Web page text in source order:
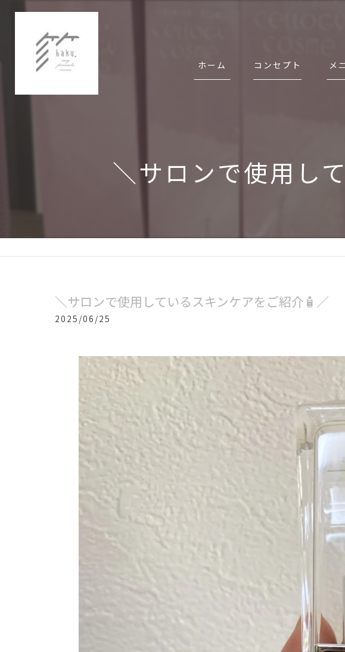
ホーム コンセプト メ
＼サロンで使用し
＼サロンで使用しているスキンケアをご紹介🧴／
2025/06/25